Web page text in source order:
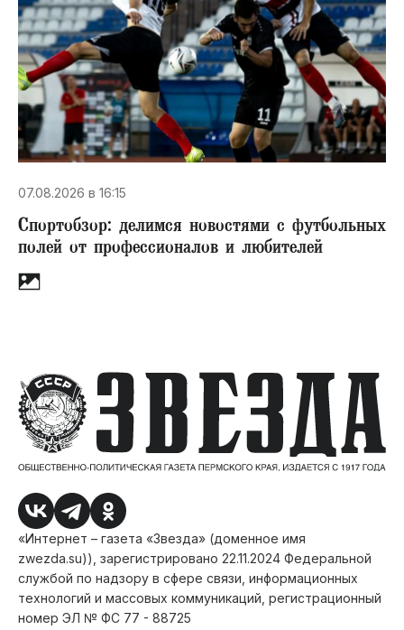
07.08.2026 в 16:15
Спортобзор: делимся новостями с футбольных
полей от профессионалов и любителей
«Интернет – газета «Звезда» (доменное имя
zwezda.su)), зарегистрировано 22.11.2024 Федеральной
службой по надзору в сфере связи, информационных
технологий и массовых коммуникаций, регистрационный
номер ЭЛ № ФС 77 - 88725